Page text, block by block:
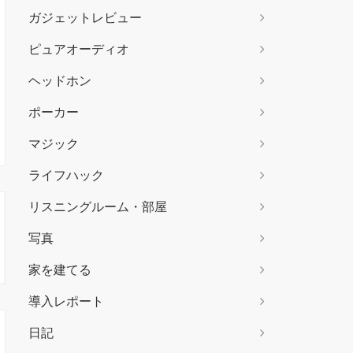
ガジェットレビュー
ピュアオーディオ
ヘッドホン
ポーカー
マジック
ライフハック
リスニングルーム・部屋
写真
家を建てる
導入レポート
日記